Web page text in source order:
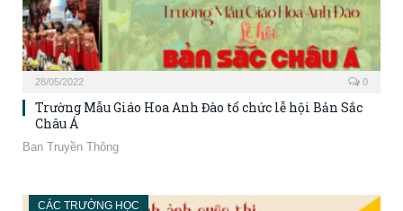
28/05/2022 0
Trường Mẫu Giáo Hoa Anh Đào tổ chức lễ hội Bản Sắc
Châu Á
Ban Truyền Thông
CÁC TRƯỜNG HỌC